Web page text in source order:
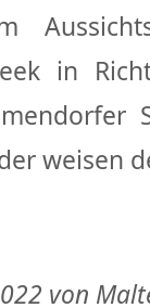
in
weisen
von